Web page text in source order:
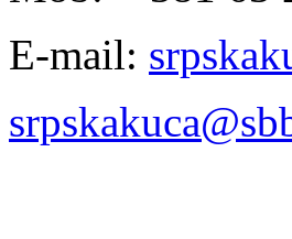
E-mail: